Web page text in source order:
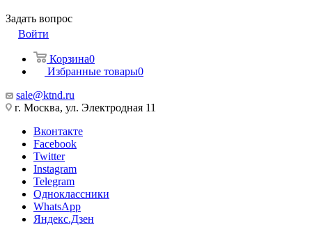
Задать вопрос
Войти
Корзина0
Избранные товары0
sale@ktnd.ru
г. Москва, ул. Электродная 11
Вконтакте
Facebook
Twitter
Instagram
Telegram
Одноклассники
WhatsApp
Яндекс.Дзен